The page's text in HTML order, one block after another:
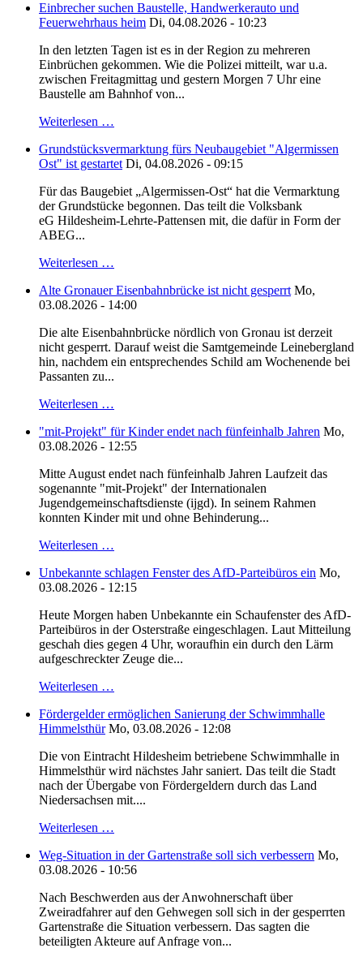
Einbrecher suchen Baustelle, Handwerkerauto und
Feuerwehrhaus heim Di, 04.08.2026 - 10:23
In den letzten Tagen ist es in der Region zu mehreren
Einbrüchen gekommen. Wie die Polizei mitteilt, war u.a.
zwischen Freitagmittag und gestern Morgen 7 Uhr eine
Baustelle am Bahnhof von...
Weiterlesen …
Grundstücksvermarktung fürs Neubaugebiet "Algermissen
Ost" ist gestartet Di, 04.08.2026 - 09:15
Für das Baugebiet „Algermissen-Ost“ hat die Vermarktung
der Grundstücke begonnen. Das teilt die Volksbank
eG Hildesheim-Lehrte-Pattensen mit, die dafür in Form der
ABEG...
Weiterlesen …
Alte Gronauer Eisenbahnbrücke ist nicht gesperrt Mo,
03.08.2026 - 14:00
Die alte Eisenbahnbrücke nördlich von Gronau ist derzeit
nicht gesperrt. Darauf weist die Samtgemeinde Leinebergland
hin, nachdem ein entsprechendes Schild am Wochenende bei
Passanten zu...
Weiterlesen …
"mit-Projekt" für Kinder endet nach fünfeinhalb Jahren Mo,
03.08.2026 - 12:55
Mitte August endet nach fünfeinhalb Jahren Laufzeit das
sogenannte "mit-Projekt" der Internationalen
Jugendgemeinschaftsdienste (ijgd). In seinem Rahmen
konnten Kinder mit und ohne Behinderung...
Weiterlesen …
Unbekannte schlagen Fenster des AfD-Parteibüros ein Mo,
03.08.2026 - 12:15
Heute Morgen haben Unbekannte ein Schaufenster des AfD-
Parteibüros in der Osterstraße eingeschlagen. Laut Mitteilung
geschah dies gegen 4 Uhr, woraufhin ein durch den Lärm
aufgeschreckter Zeuge die...
Weiterlesen …
Fördergelder ermöglichen Sanierung der Schwimmhalle
Himmelsthür Mo, 03.08.2026 - 12:08
Die von Eintracht Hildesheim betriebene Schwimmhalle in
Himmelsthür wird nächstes Jahr saniert. Das teilt die Stadt
nach der Übergabe von Fördergeldern durch das Land
Niedersachsen mit....
Weiterlesen …
Weg-Situation in der Gartenstraße soll sich verbessern Mo,
03.08.2026 - 10:56
Nach Beschwerden aus der Anwohnerschaft über
Zweiradfahrer auf den Gehwegen soll sich in der gesperrten
Gartenstraße die Situation verbessern. Das sagten die
beteiligten Akteure auf Anfrage von...